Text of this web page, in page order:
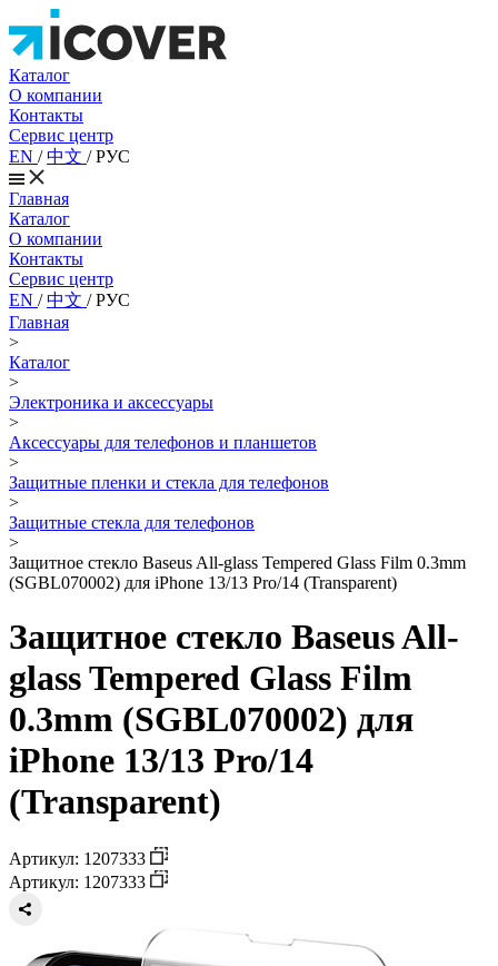
Каталог
О компании
Контакты
Сервис центр
EN /中文 /РУС
Главная
Каталог
О компании
Контакты
Сервис центр
EN /中文 /РУС
Главная
>
Каталог
>
Электроника и аксессуары
>
Аксессуары для телефонов и планшетов
>
Защитные пленки и стекла для телефонов
>
Защитные стекла для телефонов
>
Защитное стекло Baseus All-glass Tempered Glass Film 0.3mm
(SGBL070002) для iPhone 13/13 Pro/14 (Transparent)
Защитное стекло Baseus All-
glass Tempered Glass Film
0.3mm (SGBL070002) для
iPhone 13/13 Pro/14
(Transparent)
Артикул: 1207333
Артикул: 1207333